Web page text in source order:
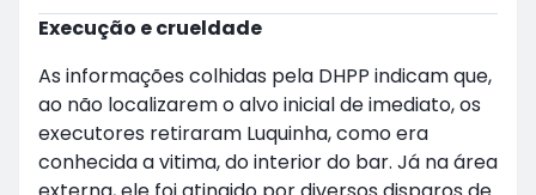
Execução e crueldade
As informações colhidas pela DHPP indicam que,
ao não localizarem o alvo inicial de imediato, os
executores retiraram Luquinha, como era
conhecida a vitima, do interior do bar. Já na área